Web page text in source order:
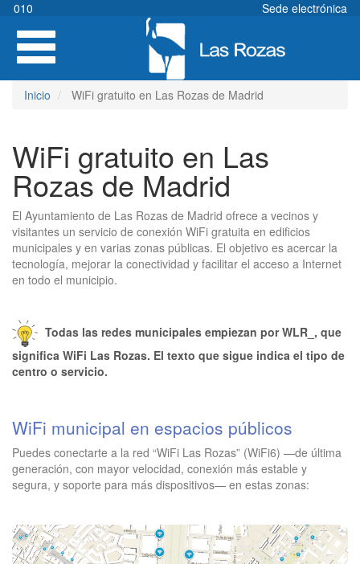
Pasar
contenido
principal
010
Sede electrónica
Toggle
navigation
Inicio WiFi gratuito en Las Rozas de Madrid
WiFi gratuito en Las
Rozas de Madrid
El Ayuntamiento de Las Rozas de Madrid ofrece a vecinos y
visitantes un servicio de conexión WiFi gratuita en edificios
municipales y en varias zonas públicas. El objetivo es acercar la
tecnología, mejorar la conectividad y facilitar el acceso a Internet
en todo el municipio.
Todas las redes municipales empiezan por WLR_, que
significa WiFi Las Rozas. El texto que sigue indica el tipo de
centro o servicio.
WiFi municipal en espacios públicos
Puedes conectarte a la red “WiFi Las Rozas” (WiFi6) —de última
generación, con mayor velocidad, conexión más estable y
segura, y soporte para más dispositivos— en estas zonas: